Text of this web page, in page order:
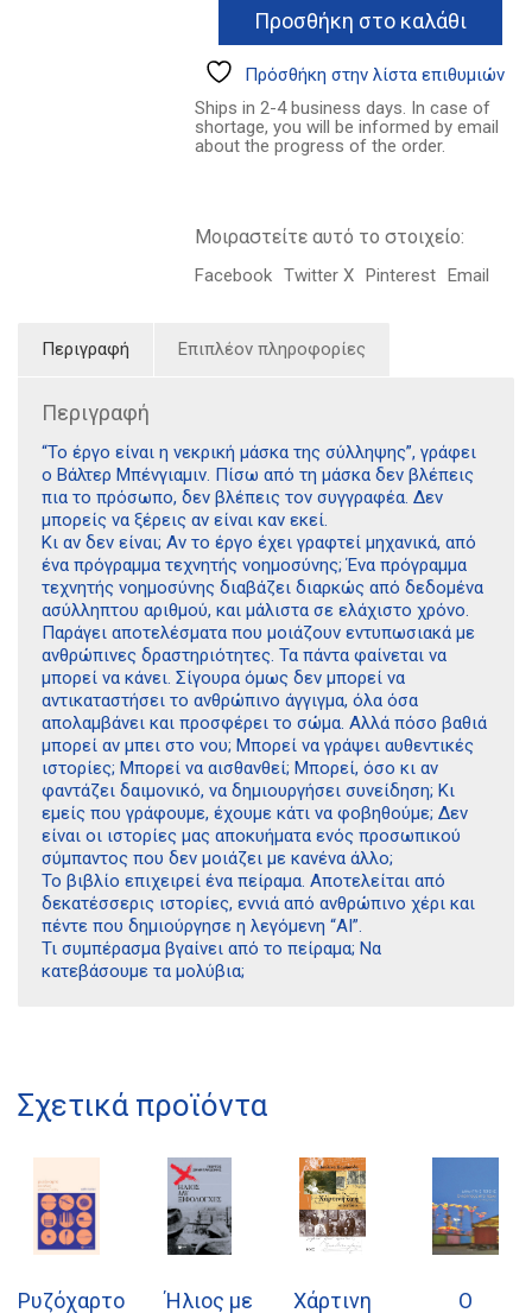
14.31€.
ρομπότ_
ποσότηταΠροσθήκη στο καλάθι
Πρόσθήκη στην λίστα επιθυμιών
Ships in 2-4 business days. In case of
shortage, you will be informed by email
about the progress of the order.
Μοιραστείτε αυτό το στοιχείο:
Facebook Twitter X Pinterest Email
Περιγραφή Επιπλέον πληροφορίες
Περιγραφή
“Το έργο είναι η νεκρική μάσκα της σύλληψης”, γράφει
ο Βάλτερ Μπένγιαμιν. Πίσω από τη μάσκα δεν βλέπεις
πια το πρόσωπο, δεν βλέπεις τον συγγραφέα. Δεν
μπορείς να ξέρεις αν είναι καν εκεί.
Κι αν δεν είναι; Αν το έργο έχει γραφτεί μηχανικά, από
ένα πρόγραμμα τεχνητής νοημοσύνης; Ένα πρόγραμμα
τεχνητής νοημοσύνης διαβάζει διαρκώς από δεδομένα
ασύλληπτου αριθμού, και μάλιστα σε ελάχιστο χρόνο.
Παράγει αποτελέσματα που μοιάζουν εντυπωσιακά με
ανθρώπινες δραστηριότητες. Τα πάντα φαίνεται να
μπορεί να κάνει. Σίγουρα όμως δεν μπορεί να
αντικαταστήσει το ανθρώπινο άγγιγμα, όλα όσα
απολαμβάνει και προσφέρει το σώμα. Αλλά πόσο βαθιά
μπορεί αν μπει στο νου; Μπορεί να γράψει αυθεντικές
ιστορίες; Μπορεί να αισθανθεί; Μπορεί, όσο κι αν
φαντάζει δαιμονικό, να δημιουργήσει συνείδηση; Κι
εμείς που γράφουμε, έχουμε κάτι να φοβηθούμε; Δεν
είναι οι ιστορίες μας αποκυήματα ενός προσωπικού
σύμπαντος που δεν μοιάζει με κανένα άλλο;
Το βιβλίο επιχειρεί ένα πείραμα. Αποτελείται από
δεκατέσσερις ιστορίες, εννιά από ανθρώπινο χέρι και
πέντε που δημιούργησε η λεγόμενη “AI”.
Τι συμπέρασμα βγαίνει από το πείραμα; Να
κατεβάσουμε τα μολύβια;
Σχετικά προϊόντα
Ρυζόχαρτο
Ήλιος με
Χάρτινη
Ο
21 1750 8340
kombrai.bs@gmail.com
Πολιτική προστασίας δεδομένων